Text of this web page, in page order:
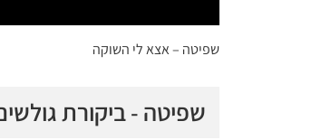
שפיטה – אצא לי השוקה
שפיטה - ביקורת